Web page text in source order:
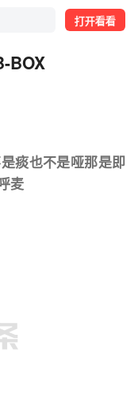
打开看看
BOX
痰也不是哑那是即
麦